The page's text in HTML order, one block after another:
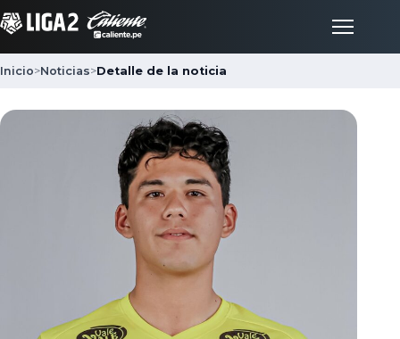
Clubes
Inicio>Noticias>Detalle de la noticia